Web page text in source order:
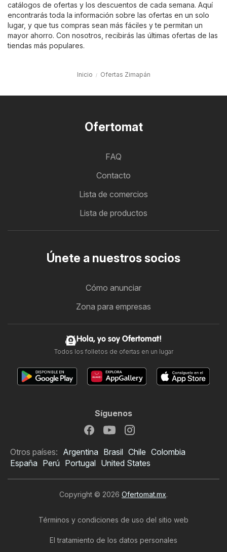
catálogos de ofertas y los descuentos de cada semana. Aquí
encontrarás toda la información sobre las ofertas en un solo
lugar, y que tus compras sean más fáciles y te permitan un
mayor ahorro. Con nosotros, recibirás las últimas ofertas de las
tiendas más populares.
Inicio Ofertas Zimapán
Ofertomat
FAQ
Contacto
Lista de comercios
Lista de productos
Únete a nuestros socios
Cómo anunciar
Zona para empresas
Hola, yo soy Ofertomat!
Todos los folletos de ofertas en un lugar
Síguenos
Otros países: Argentina Brasil Chile Colombia
España Perú Portugal United States
Copyright © 2026 Ofertomat.mx.
Términos y condiciones de uso del sitio web
El tratamiento de los datos personales